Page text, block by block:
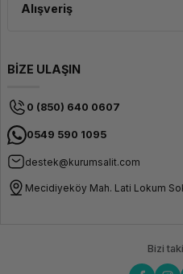
Alışveriş
BİZE ULAŞIN
0 (850) 640 0607
0549 590 1095
destek@kurumsalit.com
Mecidiyeköy Mah. Lati Lokum
Bizi